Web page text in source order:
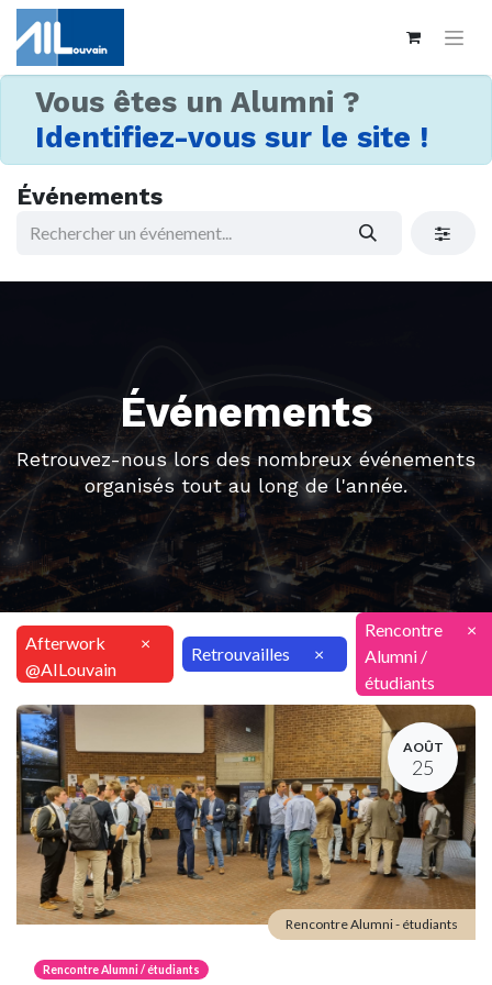
Vous êtes un Alumni ?
Identifiez-vous sur le site !
Événements
Événements
Retrouvez-nous lors des nombreux événements
organisés tout au long de l'année.
Afterwork
@AILouvain
×
Retrouvailles ×
Rencontre
Alumni /
étudiants
×
AOÛT
25
Rencontre Alumni / étudiants
Rencontre Alumni - étudiants